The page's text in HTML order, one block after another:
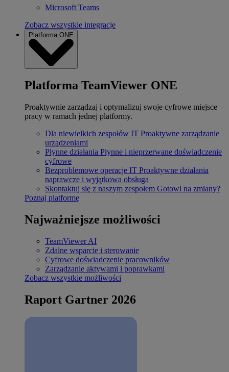
Microsoft Teams
Zobacz wszystkie integracje
Platforma ONE
Platforma TeamViewer ONE
Proaktywnie zarządzaj i optymalizuj swoje cyfrowe miejsce
pracy w ramach jednej platformy.
Dla niewielkich zespołów IT Proaktywne zarządzanie
urządzeniami
Płynne działania Płynne i nieprzerwane doświadczenie
cyfrowe
Bezproblemowe operacje IT Proaktywne działania
naprawcze i wyjątkowa obsługa
Skontaktuj się z naszym zespołem Gotowi na zmiany?
Poznaj platformę
Najważniejsze możliwości
TeamViewer AI
Zdalne wsparcie i sterowanie
Cyfrowe doświadczenie pracowników
Zarządzanie aktywami i poprawkami
Zobacz wszystkie możliwości
Raport Gartner 2026